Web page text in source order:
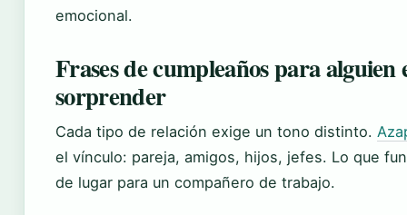
emocional.
Frases de cumpleaños para
sorprender
Cada tipo de relación exige un tono distinto.
el vínculo: pareja, amigos, hijos, jefes. Lo que
de lugar para un compañero de trabajo.